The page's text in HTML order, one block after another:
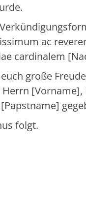
ac
cardinalem
große
folgt.